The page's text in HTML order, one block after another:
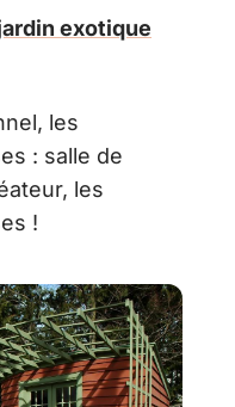
exotique
les
: salle de
les
!